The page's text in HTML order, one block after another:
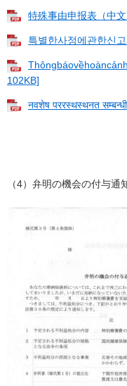
特殊事由申报表（中
특별한사정에관한신
102KB]
नवशेष पररस्थस्थनत
（4）弁明の機会の付与通